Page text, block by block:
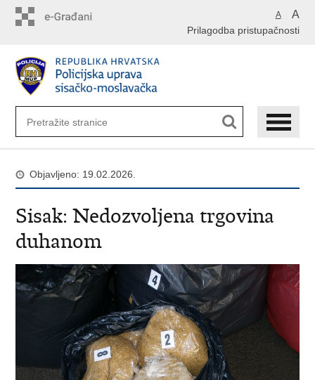
A A
Prilagodba pristupačnosti
Objavljeno: 19.02.2026.
​Sisak: Nedozvoljena trgovina
duhanom